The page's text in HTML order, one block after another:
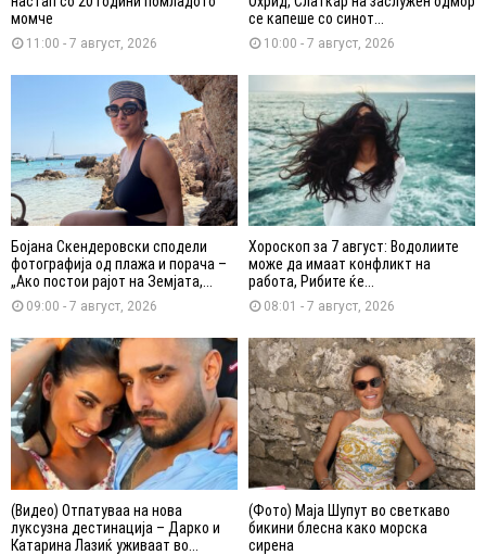
момче
11:00 - 7 август, 2026
се капеше со синот...
10:00 - 7 август, 2026
Бојана Скендеровски сподели
фотографија од плажа и порача –
„Ако постои рајот на Земјата,...
09:00 - 7 август, 2026
Хороскоп за 7 август: Водолиите
може да имаат конфликт на
работа, Рибите ќе...
08:01 - 7 август, 2026
(Видео) Отпатуваа на нова
луксузна дестинација – Дарко и
Катарина Лазиќ уживаат во...
(Фото) Маја Шупут во светкаво
бикини блесна како морска
сирена